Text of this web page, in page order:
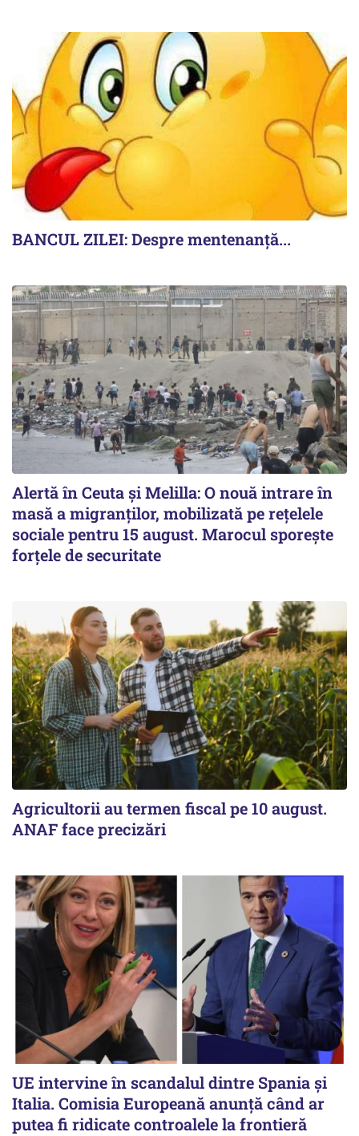
BANCUL ZILEI: Despre mentenanță...
Alertă în Ceuta și Melilla: O nouă intrare în
masă a migranților, mobilizată pe rețelele
sociale pentru 15 august. Marocul sporește
forțele de securitate
Agricultorii au termen fiscal pe 10 august.
ANAF face precizări
UE intervine în scandalul dintre Spania și
Italia. Comisia Europeană anunță când ar
putea fi ridicate controalele la frontieră